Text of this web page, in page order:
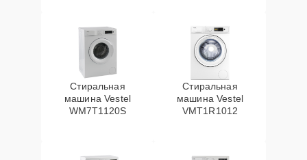
Стиральная
машина Vestel
WM7T1120S
Стиральная
машина Vestel
VMT1R1012